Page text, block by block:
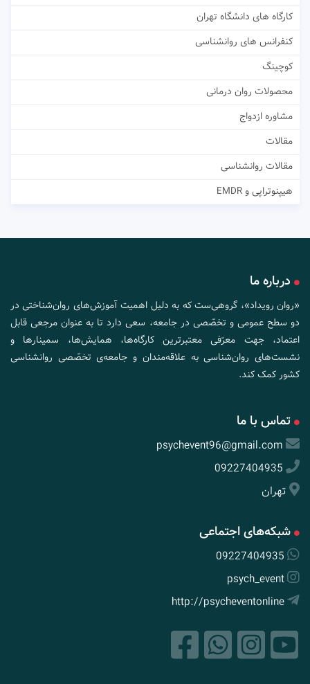
کارگاه های دانشگاه تهران
کنفرانس های روانشناسی
کوچینگ
محصولات روان درمانی
مشاوره ازدواج
مقالات
مقالات روانشناسی
هیپنوتراپی و EMDR
درباره ما
«روان رویداد»، گروهی‌ست که به دلیل اهمیت آموزش‌های روان‌شناختی در
دو سطح عمومی و تخصّصی در جامعه، سعی دارد تا به عنوان مرجعی قابل
اعتماد، جهت معرّفی معتبرترین کارگاه‌ها، همایش‌ها، سمینارها و
نشست‌های روان‌شناسی به علاقه‌مندان و جامعه‌ی تخصّصی روانشناسی
کشور کمک کند.
تماس با ما
psychevent96@gmail.com
09227404935
تهران
شبکه‌های اجتماعی
09227404935
psych_event
http://psycheventonline